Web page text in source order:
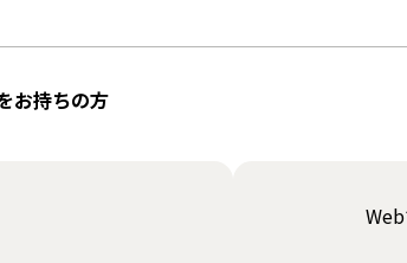
お持ちの方